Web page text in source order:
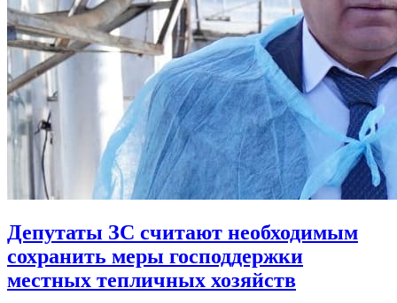
Депутаты ЗС считают необходимым
сохранить меры господдержки
местных тепличных хозяйств